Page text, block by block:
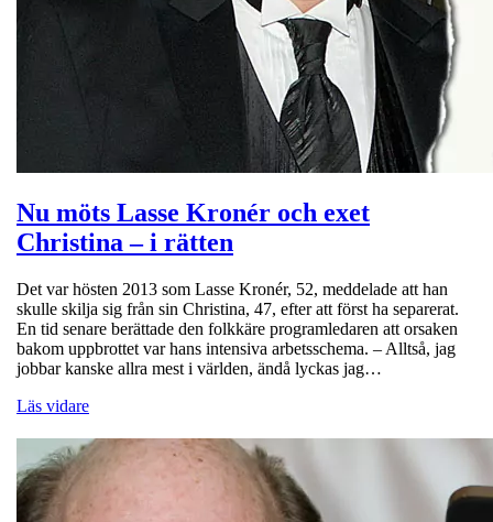
Nu möts Lasse Kronér och exet
Christina – i rätten
Det var hösten 2013 som Lasse Kronér, 52, meddelade att han
skulle skilja sig från sin Christina, 47, efter att först ha separerat.
En tid senare berättade den folkkäre programledaren att orsaken
bakom uppbrottet var hans intensiva arbetsschema. – Alltså, jag
jobbar kanske allra mest i världen, ändå lyckas jag…
Läs vidare